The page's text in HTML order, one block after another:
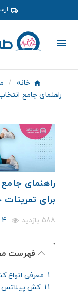
خانه
راهنمای جامع
راهنمای
برای
588 بازدید 4
فهرست
1. معرفی انواع کش‌های بدنسازی و کاربردهای آن‌ها
1.1. کش پیلاتس